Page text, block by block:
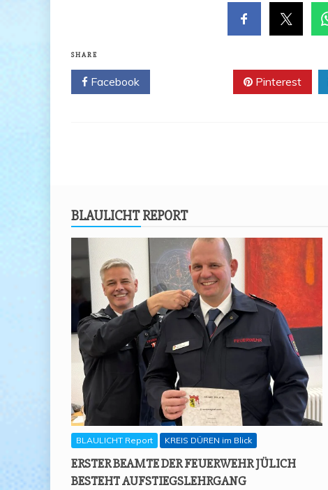
SHARE
Facebook Pinterest
BLAU­LICHT REPORT
BLAULICHT Report KREIS DÜREN im Blick
ERS­TER BEAM­TE DER FEU­ER­WEHR JÜLICH
BESTEHT AUFSTIEGSLEHRGANG